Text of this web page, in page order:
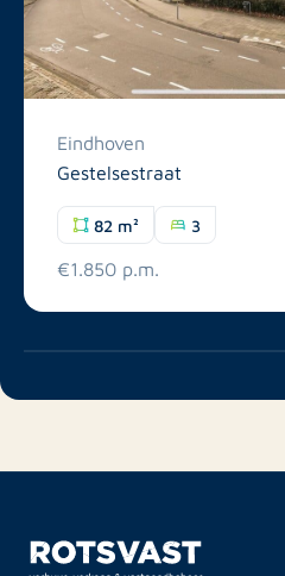
Eindhoven
Gestelsestraat
82 m² 3
€1.850 p.m.